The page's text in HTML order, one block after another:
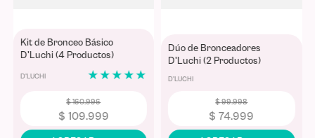
Kit de Bronceo Básico
D'Luchi (4 Productos)
D'LUCHI ★★★★★
$160.996
$ 109.999
Dúo de Bronceadores
D'Luchi (2 Productos)
D'LUCHI
$99.998
$ 74.999